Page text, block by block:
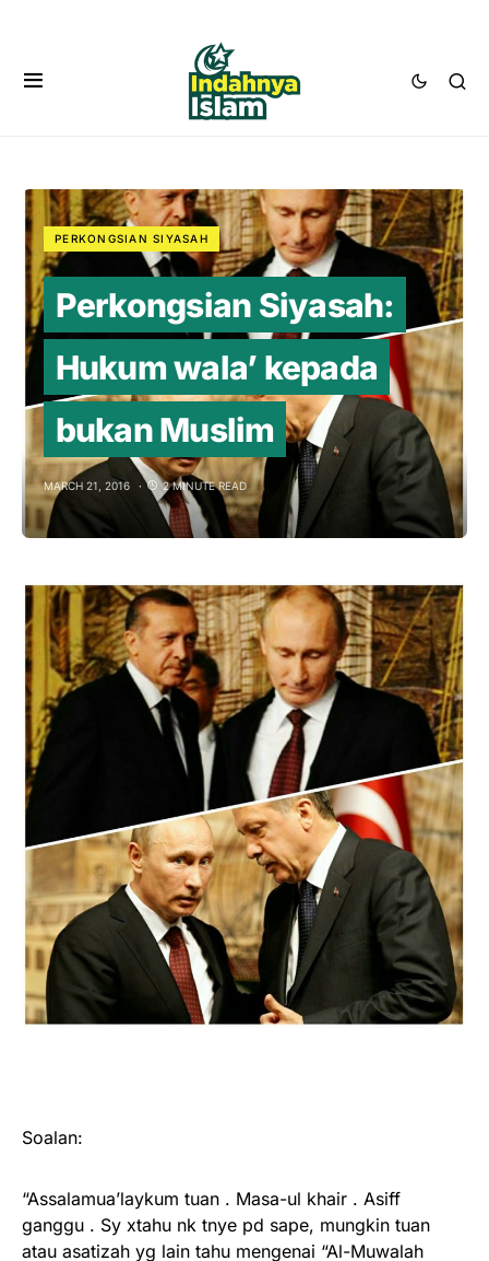
PERKONGSIAN SIYASAH
Perkongsian Siyasah:
Hukum wala’ kepada
bukan Muslim
MARCH 21, 2016 2 MINUTE READ
Soalan:
“Assalamua’laykum tuan . Masa-ul khair . Asiff
ganggu . Sy xtahu nk tnye pd sape, mungkin tuan
atau asatizah yg lain tahu mengenai “Al-Muwalah